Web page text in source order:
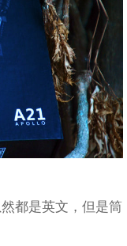
都是英文，但是筒